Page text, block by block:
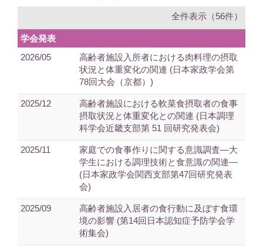
全件表示（56件）
学会発表
2026/05
高齢者施設入所者における肉料理の摂取
状況と体重変化の関連 (日本家政学会第
78回大会（京都）)
2025/12
高齢者施設における軟菜食摂取者の食事
摂取状況と体重変化との関連 (日本調理
科学会近畿支部第 51 回研究発表会)
2025/11
家庭での食事作りに関する意識調査―大
学生における調理技術と食意識の関連―
(日本家政学会関西支部第47回研究発表
会)
2025/09
高齢者施設入居者の食行動に及ぼす食環
境の影響 (第14回日本認知症予防学会学
術集会)